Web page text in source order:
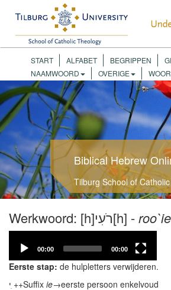
START ALFABET BEGRIPPEN
NAAMWOORD
OVERIGE
Biblical Hebrew
Tilburg School of
Werkwoord: [h]רֹעִי[h] -roo`ie
Player
00:00 00:00
Eerste stap: de hulpletters verwijderen.
י ִ++Suffix ie→eerste persoon enkelvoud